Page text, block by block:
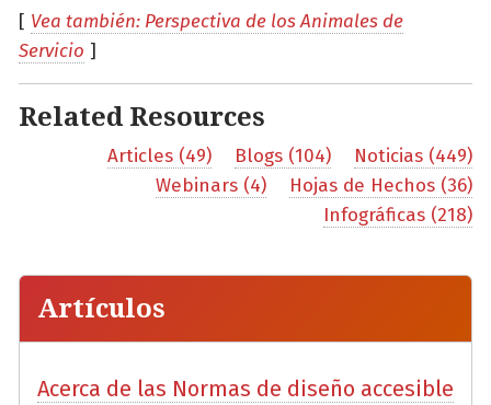
[ Vea también: Perspectiva de los Animales de
Servicio ]
Related Resources
Articles (49) Blogs (104)
Noticias (449)
Webinars (4)
Hojas de Hechos (36)
Infográficas (218)
Artículos
Acerca de las Normas de diseño accesible